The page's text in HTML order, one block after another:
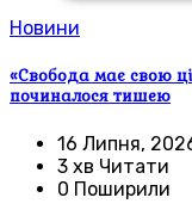
Новини
«Свобода має свою
починалося тишею
16 Липня,
3 хв Читати
0 Поширили